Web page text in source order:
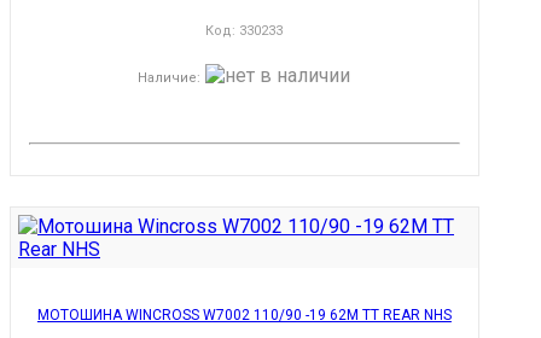
Код: 330233
Наличие:
МОТОШИНА WINCROSS W7002 110/90 -19 62M TT REAR NHS